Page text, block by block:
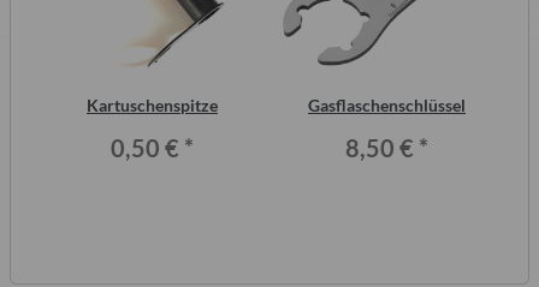
Kartuschenspitze
0,50 € *
Gasflaschenschlüssel
8,50 € *